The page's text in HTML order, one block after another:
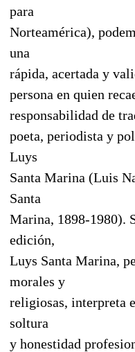
para
Norteamérica),
una
rápida, acertada y
persona en quien
responsabilidad de
poeta, periodista y
Luys
Santa Marina (Luis
Santa
Marina, 1898-1980).
edición,
Luys Santa Marina,
morales y
religiosas, interpreta
soltura
y honestidad